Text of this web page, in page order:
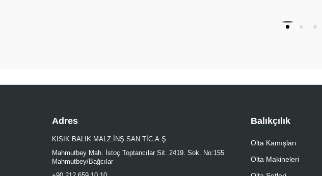
Adres
KISIK BALIK MALZ.İNŞ.SAN.TİC.A.Ş
Mahmutbey Mah. İstoç Toptancılar Sit. 2419. Sok. No:155
Mahmutbey/Bağcılar
Balıkçılık
Olta Kamışları
Olta Makineleri